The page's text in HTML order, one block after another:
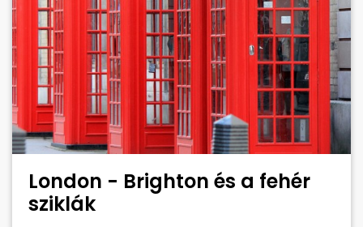
London - Brighton és a fehér
sziklák